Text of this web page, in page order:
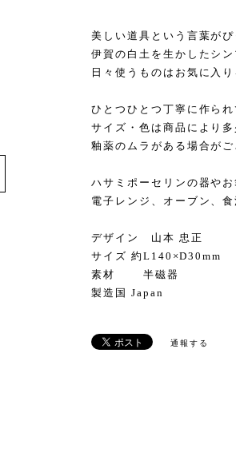
美しい道具という言葉がぴ
伊賀の白土を生かしたシン
日々使うものはお気に入
ひとつひとつ丁寧に作られ
サイズ・色は商品により多
釉薬のムラがある場合が
ハサミポーセリンの器や
電子レンジ、オーブン、
デザイン 山本 忠正
サイズ 約L140×D30mm
素材 半磁器
製造国 Japan
通報する